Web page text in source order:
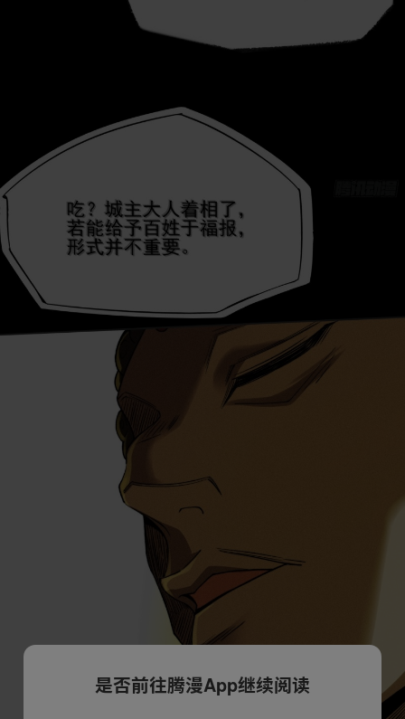
是否前往腾漫App继续阅读